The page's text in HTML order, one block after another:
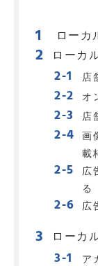
ローカ
ローカ
店
オ
店
画
載
広
る
広
ローカ
ア